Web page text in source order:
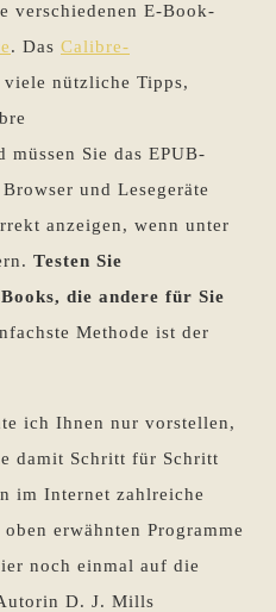
verschiedenen E-Book-
. Das Calibre-
viele nützliche Tipps,
müssen Sie das EPUB-
und Lesegeräte
anzeigen, wenn unter
Testen Sie
die andere für Sie
Methode ist der
ich Ihnen nur vorstellen,
damit Schritt für Schritt
im Internet zahlreiche
erwähnten Programme
noch einmal auf die
D. J. Mills